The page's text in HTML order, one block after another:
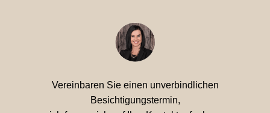
Vereinbaren Sie einen unverbindlichen
Besichtigungstermin,